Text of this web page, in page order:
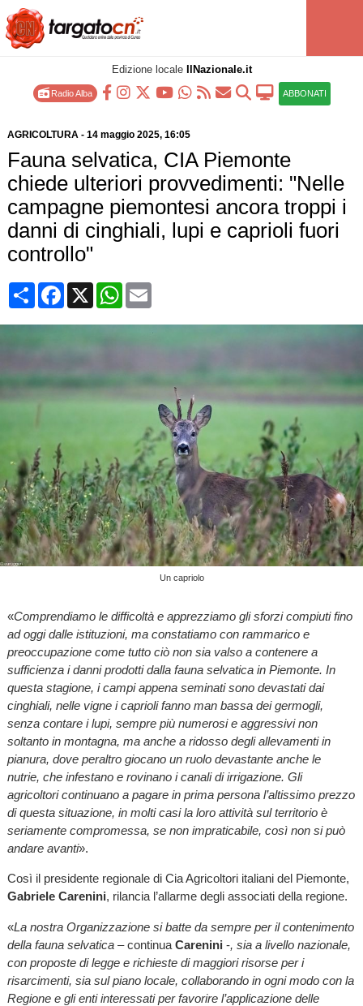
Edizione locale IlNazionale.it
Radio Alba ABBONATI
AGRICOLTURA- 14 maggio 2025, 16:05
Fauna selvatica, CIA Piemonte
chiede ulteriori provvedimenti: "Nelle
campagne piemontesi ancora troppi i
danni di cinghiali, lupi e caprioli fuori
controllo"
CondividiFacebook
X WhatsApp
Email
Un capriolo
«Comprendiamo le difficoltà e apprezziamo gli sforzi compiuti fino
ad oggi dalle istituzioni, ma constatiamo con rammarico e
preoccupazione come tutto ciò non sia valso a contenere a
sufficienza i danni prodotti dalla fauna selvatica in Piemonte. In
questa stagione, i campi appena seminati sono devastati dai
cinghiali, nelle vigne i caprioli fanno man bassa dei germogli,
senza contare i lupi, sempre più numerosi e aggressivi non
soltanto in montagna, ma anche a ridosso degli allevamenti in
pianura, dove peraltro giocano un ruolo devastante anche le
nutrie, che infestano e rovinano i canali di irrigazione. Gli
agricoltori continuano a pagare in prima persona l’altissimo prezzo
di questa situazione, in molti casi la loro attività sul territorio è
seriamente compromessa, se non impraticabile, così non si può
andare avanti».
Così il presidente regionale di Cia Agricoltori italiani del Piemonte,
Gabriele Carenini, rilancia l’allarme degli associati della regione.
«La nostra Organizzazione si batte da sempre per il contenimento
della fauna selvatica– continua Carenini -, sia a livello nazionale,
con proposte di legge e richieste di maggiori risorse per i
risarcimenti, sia sul piano locale, collaborando in ogni modo con la
Regione e gli enti interessati per favorire l’applicazione delle